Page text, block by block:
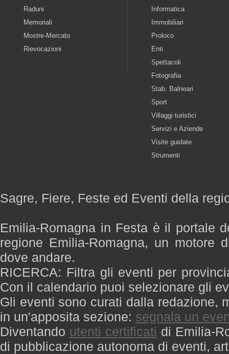
Raduni
Memoriali
Mostre-Mercato
Rievocazioni
Informatica
Immobiliari
Proloco
Enti
Spettacoli
Fotografia
Stab. Balneari
Sport
Villaggi turistici
Servizi e Aziende
Visite guidate
Strumenti
Sagre, Fiere, Feste ed Eventi della
Emilia-Romagna in Festa è il portale
regione Emilia-Romagna, un motore
dove andare.
RICERCA: Filtra gli eventi per
Con il calendario puoi selezionare gli
Gli eventi sono curati dalla redazione,
in un'apposita sezione: segnala un
Diventando utenti certificati di Emilia-
di pubblicazione autonoma di eventi,